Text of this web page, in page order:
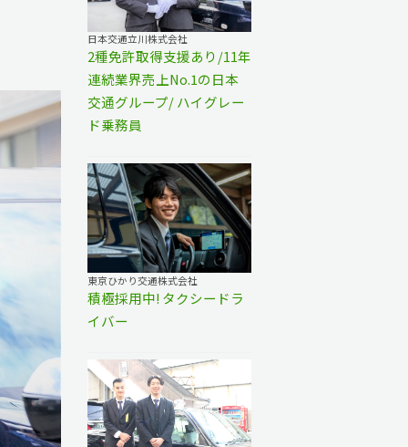
日本交通立川株式会社
2種免許取得支援あり/11年
連続業界売上No.1の日本
交通グループ/ ハイグレー
ド乗務員
東京ひかり交通株式会社
積極採用中! タクシードラ
イバー